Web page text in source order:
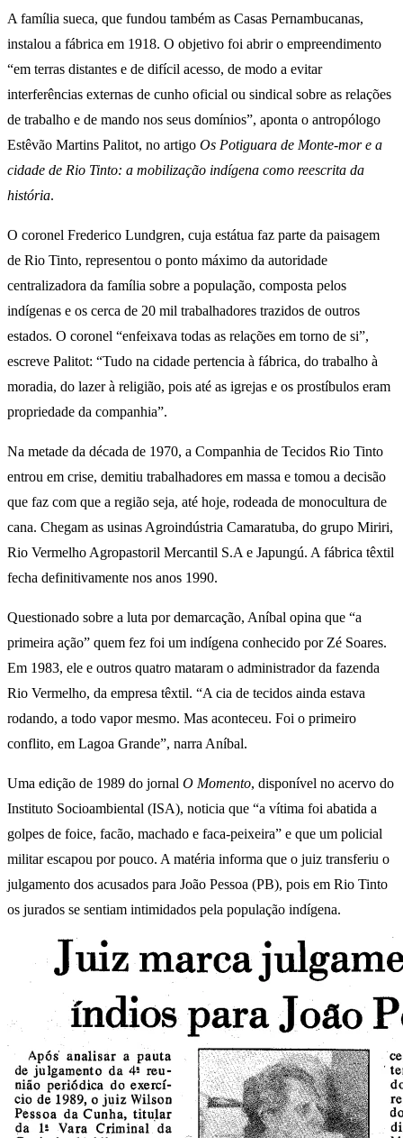
A família sueca, que fundou também as Casas Pernambucanas,
instalou a fábrica em 1918. O objetivo foi abrir o empreendimento
“em terras distantes e de difícil acesso, de modo a evitar
interferências externas de cunho oficial ou sindical sobre as relações
de trabalho e de mando nos seus domínios”, aponta o antropólogo
Estêvão Martins Palitot, no artigo Os Potiguara de Monte-mor e a
cidade de Rio Tinto: a mobilização indígena como reescrita da
história.
O coronel Frederico Lundgren, cuja estátua faz parte da paisagem
de Rio Tinto, representou o ponto máximo da autoridade
centralizadora da família sobre a população, composta pelos
indígenas e os cerca de 20 mil trabalhadores trazidos de outros
estados. O coronel “enfeixava todas as relações em torno de si”,
escreve Palitot: “Tudo na cidade pertencia à fábrica, do trabalho à
moradia, do lazer à religião, pois até as igrejas e os prostíbulos eram
propriedade da companhia”.
Na metade da década de 1970, a Companhia de Tecidos Rio Tinto
entrou em crise, demitiu trabalhadores em massa e tomou a decisão
que faz com que a região seja, até hoje, rodeada de monocultura de
cana. Chegam as usinas Agroindústria Camaratuba, do grupo Miriri,
Rio Vermelho Agropastoril Mercantil S.A e Japungú. A fábrica têxtil
fecha definitivamente nos anos 1990.
Questionado sobre a luta por demarcação, Aníbal opina que “a
primeira ação” quem fez foi um indígena conhecido por Zé Soares.
Em 1983, ele e outros quatro mataram o administrador da fazenda
Rio Vermelho, da empresa têxtil. “A cia de tecidos ainda estava
rodando, a todo vapor mesmo. Mas aconteceu. Foi o primeiro
conflito, em Lagoa Grande”, narra Aníbal.
Uma edição de 1989 do jornal O Momento, disponível no acervo do
Instituto Socioambiental (ISA), noticia que “a vítima foi abatida a
golpes de foice, facão, machado e faca-peixeira” e que um policial
militar escapou por pouco. A matéria informa que o juiz transferiu o
julgamento dos acusados para João Pessoa (PB), pois em Rio Tinto
os jurados se sentiam intimidados pela população indígena.